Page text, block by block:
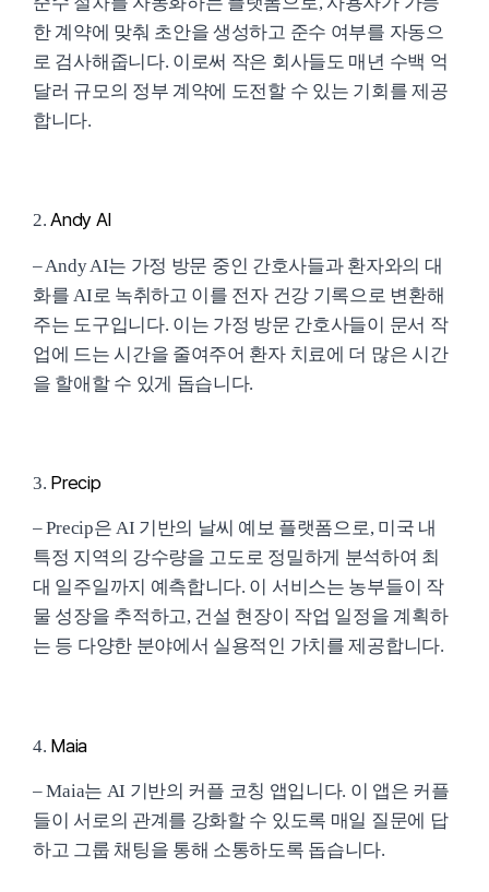
한 계약에 맞춰 초안을 생성하고 준수 여부를 자동으
로 검사해줍니다. 이로써 작은 회사들도 매년 수백 억
달러 규모의 정부 계약에 도전할 수 있는 기회를 제공
합니다.
2.Andy AI
– Andy AI는 가정 방문 중인 간호사들과 환자와의 대
화를 AI로 녹취하고 이를 전자 건강 기록으로 변환해
주는 도구입니다. 이는 가정 방문 간호사들이 문서 작
업에 드는 시간을 줄여주어 환자 치료에 더 많은 시간
을 할애할 수 있게 돕습니다.
3. Precip
– Precip은 AI 기반의 날씨 예보 플랫폼으로, 미국 내
특정 지역의 강수량을 고도로 정밀하게 분석하여 최
대 일주일까지 예측합니다. 이 서비스는 농부들이 작
물 성장을 추적하고, 건설 현장이 작업 일정을 계획하
는 등 다양한 분야에서 실용적인 가치를 제공합니다.
4. Maia
– Maia는 AI 기반의 커플 코칭 앱입니다. 이 앱은 커플
들이 서로의 관계를 강화할 수 있도록 매일 질문에 답
하고 그룹 채팅을 통해 소통하도록 돕습니다.